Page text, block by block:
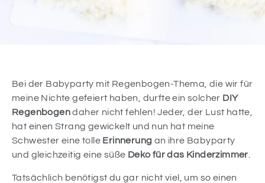
Bei der Babyparty mit Regenbogen-Thema, die wir für
meine Nichte gefeiert haben, durfte ein solcher DIY
Regenbogendaher nicht fehlen! Jeder, der Lust hatte,
hat einen Strang gewickelt und nun hat meine
Schwester eine tolle Erinnerung an ihre Babyparty
und gleichzeitig eine süße Deko für das Kinderzimmer
Tatsächlich benötigst du gar nicht viel, um so einen